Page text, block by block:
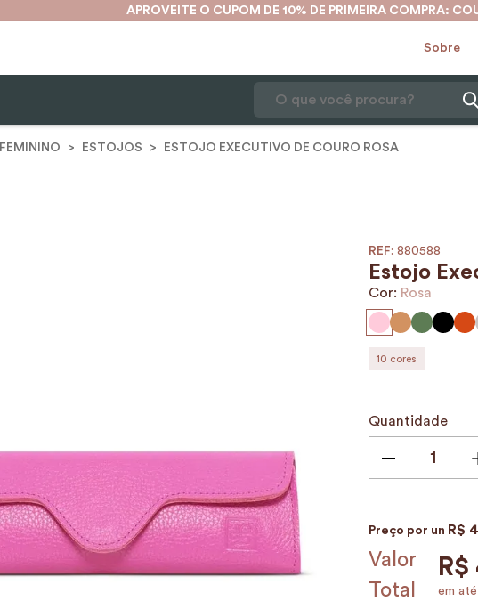
APROVEITE O CUPOM DE 10% DE PRIMEIRA COMPRA:
Sobre
FEMININO ESTOJOS ESTOJO EXECUTIVO DE COURO ROSA
: 880588
Estojo
Cor: Rosa
10 cores
Quantidade
Preço por un R$
Valor
Total
R$
em até